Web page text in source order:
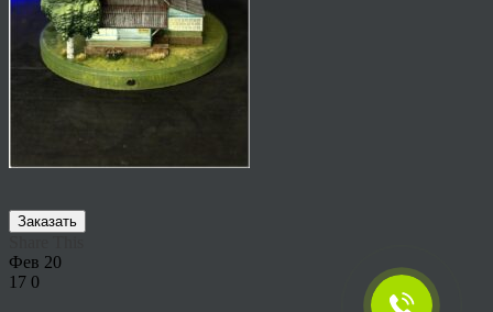
Заказать
Фев 20
17 0